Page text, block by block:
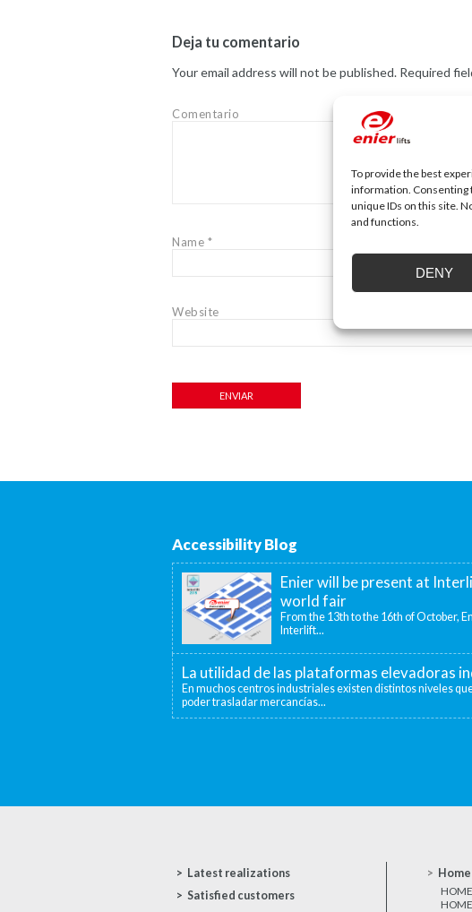
To provide the best
information. Consenting
unique IDs on this site.
and functions.
DENY
Deja tu comentario
Your email address will not be published. Required
Comentario
Name *
Website
Accessibility Blog
Enier will be present at
world fair
From the 13th to the 16th of October,
Interlift...
La utilidad de las plataformas elevadoras
En muchos centros industriales existen distintos niveles
poder trasladar mercancías...
Latest realizations
Satisfied customers